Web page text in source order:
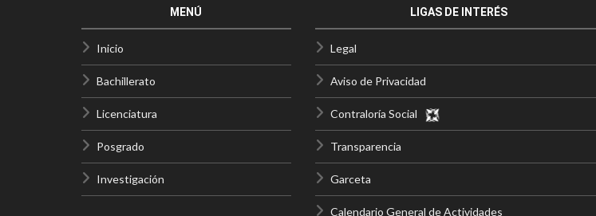
MENÚ
Inicio
Bachillerato
Licenciatura
Posgrado
Investigación
LIGAS DE INTERÉS
Legal
Aviso de Privacidad
Contraloría Social
Transparencia
Garceta
Calendario General de Actividades